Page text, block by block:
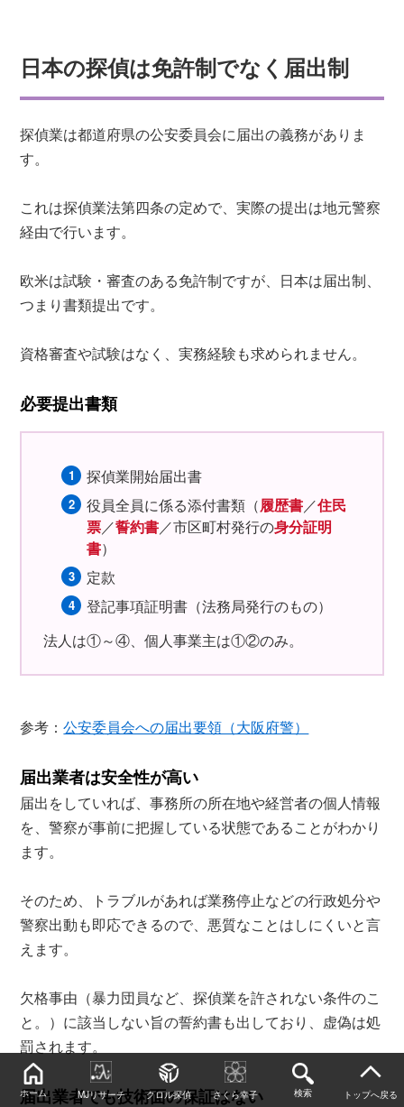
日本の探偵は免許制でなく届出制
探偵業は都道府県の公安委員会に届出の義務がありま
す。
これは探偵業法第四条の定めで、実際の提出は地元警察
経由で行います。
欧米は試験・審査のある免許制ですが、日本は届出制、
つまり書類提出です。
資格審査や試験はなく、実務経験も求められません。
必要提出書類
探偵業開始届出書
役員全員に係る添付書類（履歴書／住民
票／誓約書／市区町村発行の身分証明
書）
定款
登記事項証明書（法務局発行のもの）
法人は①～④、個人事業主は①②のみ。
参考：公安委員会への届出要領（大阪府警）
届出業者は安全性が高い
届出をしていれば、事務所の所在地や経営者の個人情報
を、警察が事前に把握している状態であることがわかり
ます。
そのため、トラブルがあれば業務停止などの行政処分や
警察出動も即応できるので、悪質なことはしにくいと言
えます。
欠格事由（暴力団員など、探偵業を許されない条件のこ
と。）に該当しない旨の誓約書も出しており、虚偽は処
罰されます。
届出業者でも技術面の保証はない
ホーム MJリサーチ クロル探偵 さくら幸子 検索 トップへ戻る